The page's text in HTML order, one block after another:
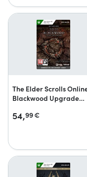
The Elder Scrolls
Blackwood Upgrade
54,99€